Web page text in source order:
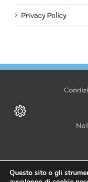
Privacy Policy
Questo sito o gli